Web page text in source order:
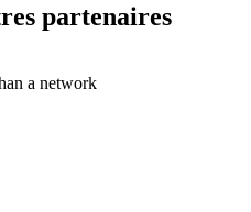
partenaires